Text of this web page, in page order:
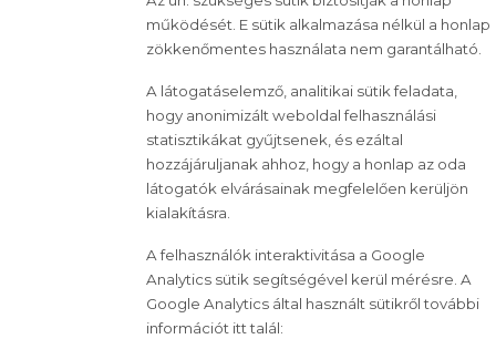
működését. E sütik alkalmazása nélkül a honlap
zökkenőmentes használata nem garantálható.
A látogatáselemző, analitikai sütik feladata,
hogy anonimizált weboldal felhasználási
statisztikákat gyűjtsenek, és ezáltal
hozzájáruljanak ahhoz, hogy a honlap az oda
látogatók elvárásainak megfelelően kerüljön
kialakításra.
A felhasználók interaktivitása a Google
Analytics sütik segítségével kerül mérésre. A
Google Analytics által használt sütikről további
információt itt talál: